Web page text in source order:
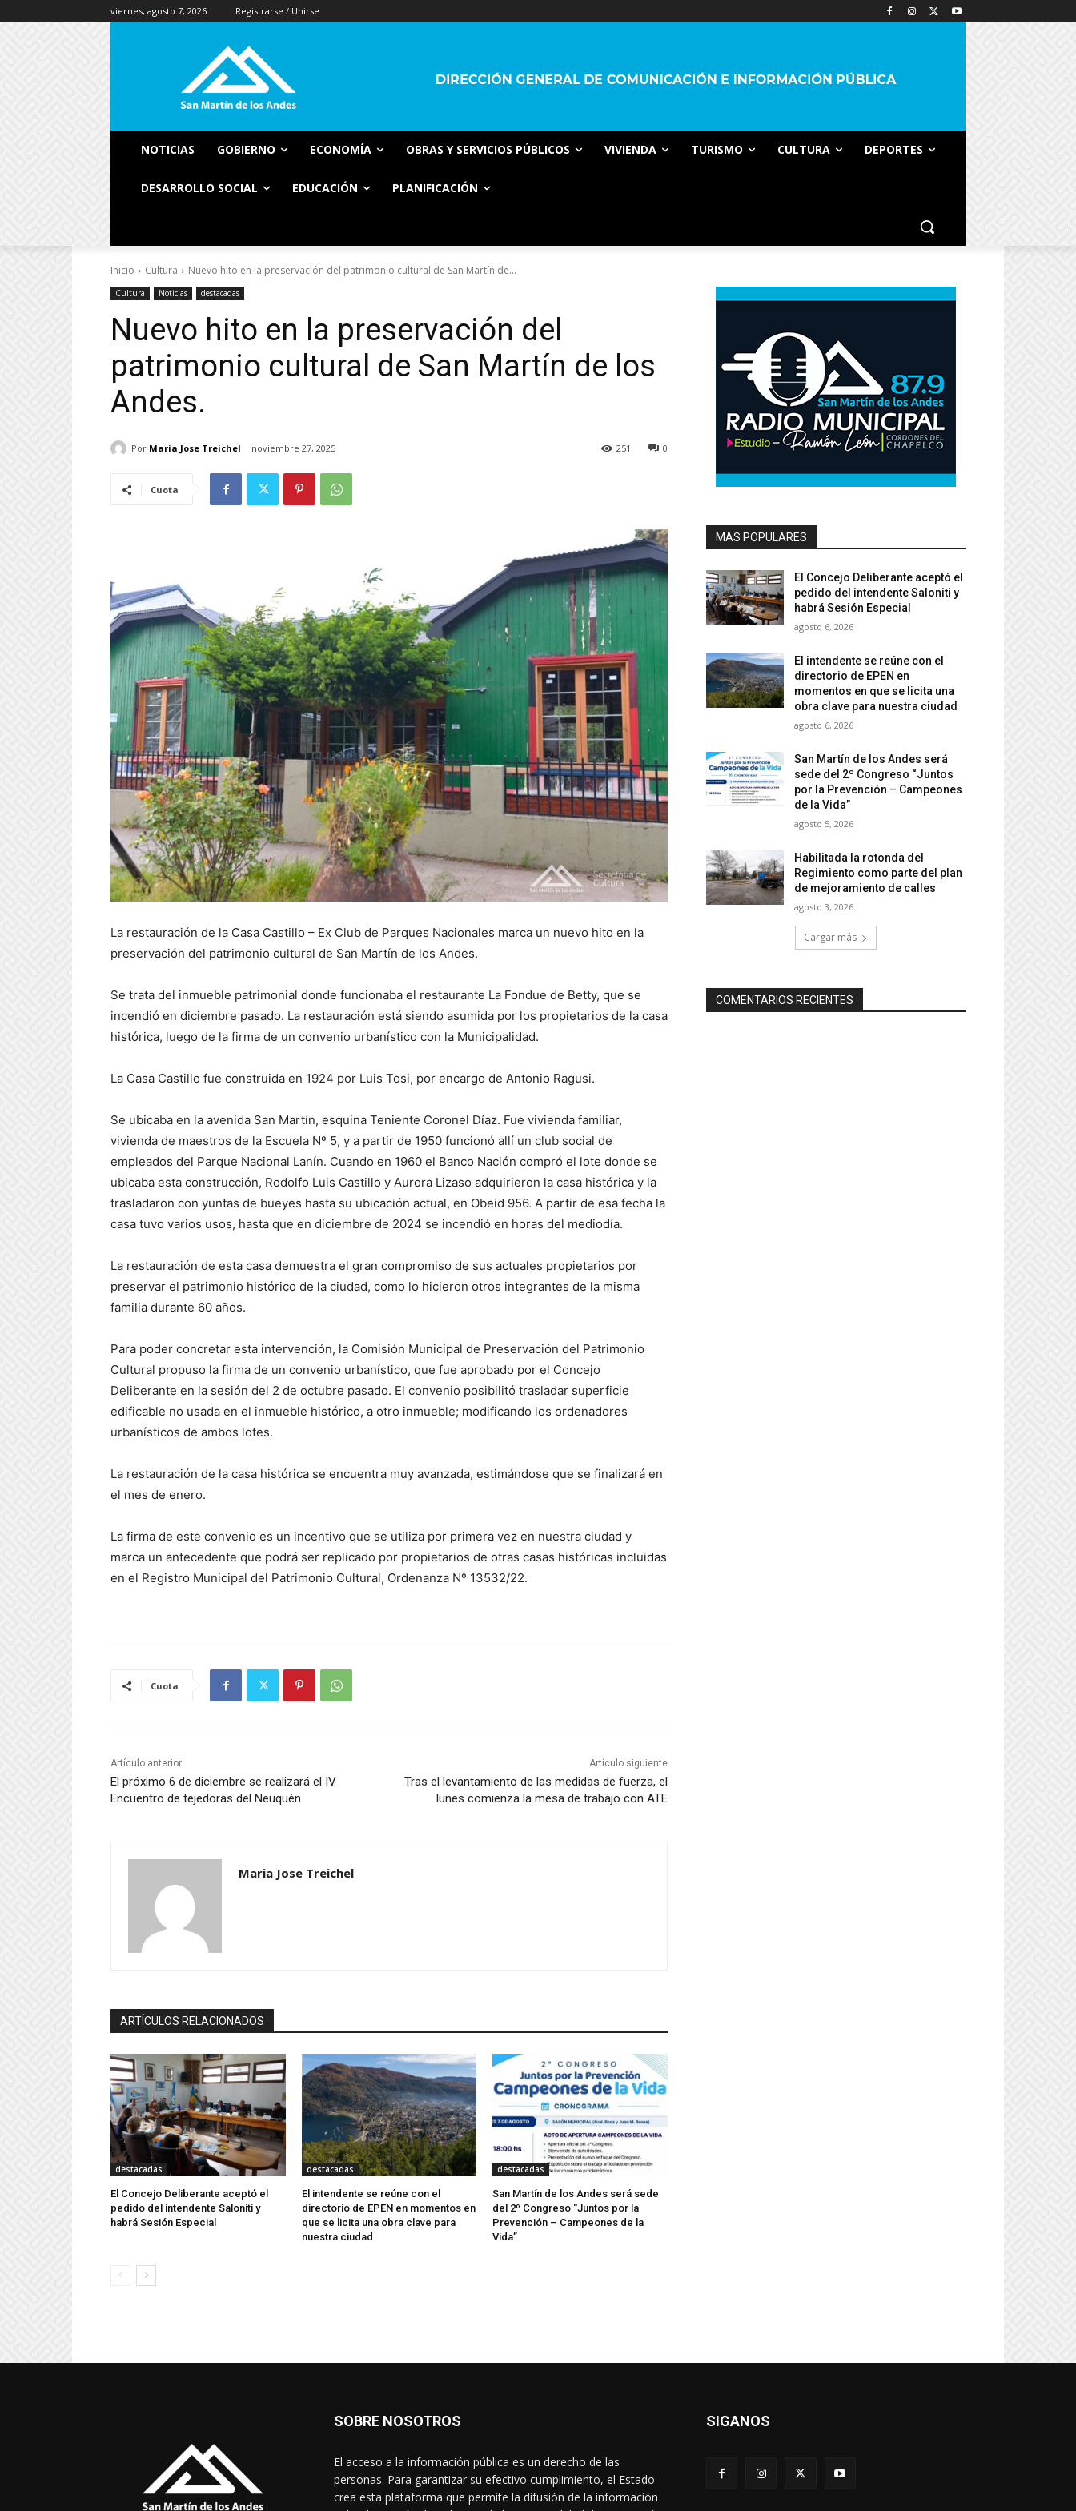
viernes, agosto 7, 2026 Registrarse / Unirse
NOTICIAS GOBIERNO ECONOMÍA OBRAS Y SERVICIOS PÚBLICOS VIVIENDA TURISMO CULTURA DEPORTES
DESARROLLO SOCIAL EDUCACIÓN PLANIFICACIÓN
Inicio Cultura Nuevo hito en la preservación del patrimonio cultural de San Martín de...
Cultura Noticias destacadas
Nuevo hito en la preservación del
patrimonio cultural de San Martín de los
Andes.
Por Maria Jose Treichel noviembre 27, 2025 0
251
Cuota
La restauración de la Casa Castillo – Ex Club de Parques Nacionales marca un nuevo hito en la
preservación del patrimonio cultural de San Martín de los Andes.
Se trata del inmueble patrimonial donde funcionaba el restaurante La Fondue de Betty, que se
incendió en diciembre pasado. La restauración está siendo asumida por los propietarios de la casa
histórica, luego de la firma de un convenio urbanístico con la Municipalidad.
La Casa Castillo fue construida en 1924 por Luis Tosi, por encargo de Antonio Ragusi.
Se ubicaba en la avenida San Martín, esquina Teniente Coronel Díaz. Fue vivienda familiar,
vivienda de maestros de la Escuela Nº 5, y a partir de 1950 funcionó allí un club social de
empleados del Parque Nacional Lanín. Cuando en 1960 el Banco Nación compró el lote donde se
ubicaba esta construcción, Rodolfo Luis Castillo y Aurora Lizaso adquirieron la casa histórica y la
trasladaron con yuntas de bueyes hasta su ubicación actual, en Obeid 956. A partir de esa fecha la
casa tuvo varios usos, hasta que en diciembre de 2024 se incendió en horas del mediodía.
La restauración de esta casa demuestra el gran compromiso de sus actuales propietarios por
preservar el patrimonio histórico de la ciudad, como lo hicieron otros integrantes de la misma
familia durante 60 años.
Para poder concretar esta intervención, la Comisión Municipal de Preservación del Patrimonio
Cultural propuso la firma de un convenio urbanístico, que fue aprobado por el Concejo
Deliberante en la sesión del 2 de octubre pasado. El convenio posibilitó trasladar superficie
edificable no usada en el inmueble histórico, a otro inmueble; modificando los ordenadores
urbanísticos de ambos lotes.
La restauración de la casa histórica se encuentra muy avanzada, estimándose que se finalizará en
el mes de enero.
La firma de este convenio es un incentivo que se utiliza por primera vez en nuestra ciudad y
marca un antecedente que podrá ser replicado por propietarios de otras casas históricas incluidas
en el Registro Municipal del Patrimonio Cultural, Ordenanza Nº 13532/22.
Cuota
Artículo anterior
El próximo 6 de diciembre se realizará el IV
Encuentro de tejedoras del Neuquén
Artículo siguiente
Tras el levantamiento de las medidas de fuerza, el
lunes comienza la mesa de trabajo con ATE
Maria Jose Treichel
ARTÍCULOS RELACIONADOS
destacadas
El Concejo Deliberante aceptó el
pedido del intendente Saloniti y
habrá Sesión Especial
destacadas
El intendente se reúne con el
directorio de EPEN en momentos en
que se licita una obra clave para
nuestra ciudad
destacadas
San Martín de los Andes será sede
del 2º Congreso “Juntos por la
Prevención – Campeones de la
Vida”
MAS POPULARES
El Concejo Deliberante aceptó el
pedido del intendente Saloniti y
habrá Sesión Especial
agosto 6, 2026
El intendente se reúne con el
directorio de EPEN en
momentos en que se licita una
obra clave para nuestra ciudad
agosto 6, 2026
San Martín de los Andes será
sede del 2º Congreso “Juntos
por la Prevención – Campeones
de la Vida”
agosto 5, 2026
Habilitada la rotonda del
Regimiento como parte del plan
de mejoramiento de calles
agosto 3, 2026
Cargar más
COMENTARIOS RECIENTES
SOBRE NOSOTROS
El acceso a la información pública es un derecho de las
personas. Para garantizar su efectivo cumplimiento, el Estado
crea esta plataforma que permite la difusión de la información
SIGANOS